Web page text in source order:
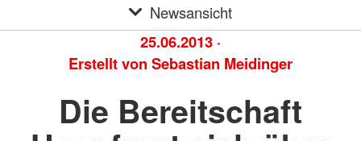
Newsansicht
25.06.2013 ·
Erstellt von Sebastian Meidinger
Die Bereitschaft